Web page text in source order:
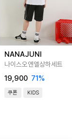
트
NANAJUNI
나이스오엔엘상하세트
19,900 71%
쿠폰 KIDS